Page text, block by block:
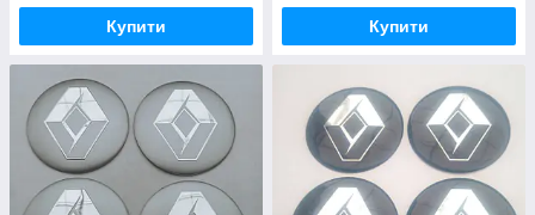
Купити Купити